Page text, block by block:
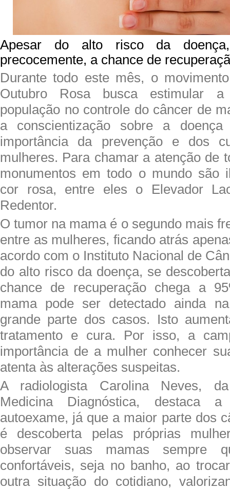
Apesar do alto risco da
precocemente, a chance de
Durante todo este mês, o
Outubro Rosa busca estimular a
população no controle do câncer de
a conscientização sobre a
importância da prevenção e dos
mulheres. Para chamar a atenção de
monumentos em todo o mundo são
cor rosa, entre eles o Elevador
Redentor.
O tumor na mama é o segundo mais
entre as mulheres, ficando atrás
acordo com o Instituto Nacional de
do alto risco da doença, se
chance de recuperação chega a
mama pode ser detectado ainda
grande parte dos casos. Isto
tratamento e cura. Por isso, a
importância de a mulher conhecer
atenta às alterações suspeitas.
A radiologista Carolina Neves,
Medicina Diagnóstica, destaca
autoexame, já que a maior parte dos
é descoberta pelas próprias
observar suas mamas sempre
confortáveis, seja no banho, ao
outra situação do cotidiano,